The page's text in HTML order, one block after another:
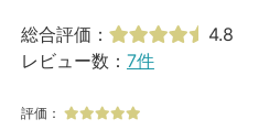
総合評価：
4.8
レビュー数： 7件
評価：